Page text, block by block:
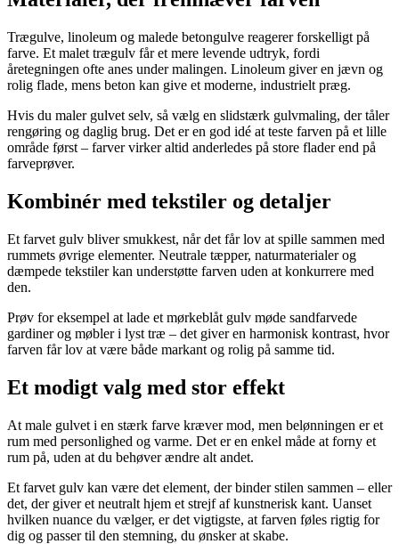
Trægulve, linoleum og malede betongulve reagerer forskelligt på
farve. Et malet trægulv får et mere levende udtryk, fordi
åretegningen ofte anes under malingen. Linoleum giver en jævn og
rolig flade, mens beton kan give et moderne, industrielt præg.
Hvis du maler gulvet selv, så vælg en slidstærk gulvmaling, der tåler
rengøring og daglig brug. Det er en god idé at teste farven på et lille
område først – farver virker altid anderledes på store flader end på
farveprøver.
Kombinér med tekstiler og detaljer
Et farvet gulv bliver smukkest, når det får lov at spille sammen med
rummets øvrige elementer. Neutrale tæpper, naturmaterialer og
dæmpede tekstiler kan understøtte farven uden at konkurrere med
den.
Prøv for eksempel at lade et mørkeblåt gulv møde sandfarvede
gardiner og møbler i lyst træ – det giver en harmonisk kontrast, hvor
farven får lov at være både markant og rolig på samme tid.
Et modigt valg med stor effekt
At male gulvet i en stærk farve kræver mod, men belønningen er et
rum med personlighed og varme. Det er en enkel måde at forny et
rum på, uden at du behøver ændre alt andet.
Et farvet gulv kan være det element, der binder stilen sammen – eller
det, der giver et neutralt hjem et strejf af kunstnerisk kant. Uanset
hvilken nuance du vælger, er det vigtigste, at farven føles rigtig for
dig og passer til den stemning, du ønsker at skabe.